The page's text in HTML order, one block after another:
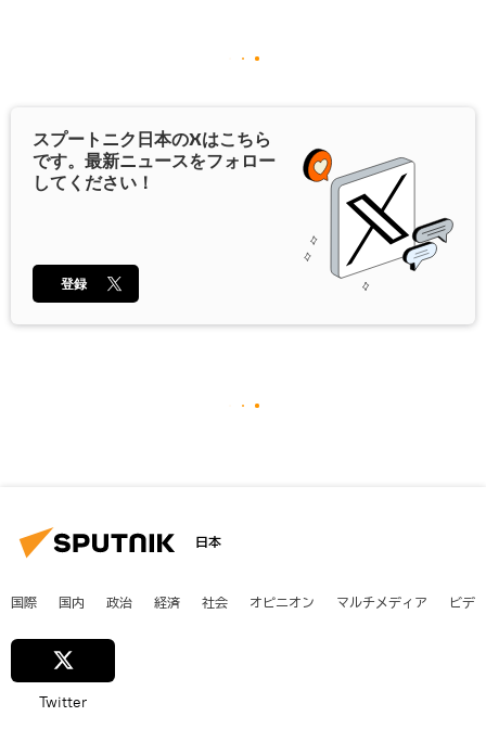
スプートニク日本のXはこちら
です。最新ニュースをフォロー
してください！
登録
日本
国際 国内 政治 経済 社会 オピニオン マルチメディア ビデ
Twitter